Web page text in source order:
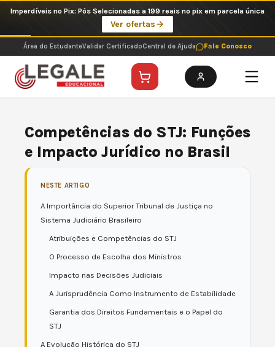
o
conteúdo
Imperdíveis no Pix: Pós Selecionadas a 199 reais no pix em parcela única
Ver ofertas
Área do EstudanteValidar CertificadoCentral de Ajuda Fale Conosco
Competências do STJ: Funções
e Impacto Jurídico no Brasil
NESTE ARTIGO
A Importância do Superior Tribunal de Justiça no
Sistema Judiciário Brasileiro
Atribuições e Competências do STJ
O Processo de Escolha dos Ministros
Impacto nas Decisões Judiciais
A Jurisprudência Como Instrumento de Estabilidade
Garantia dos Direitos Fundamentais e o Papel do
STJ
A Evolução Histórica do STJ